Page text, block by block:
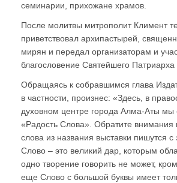
семинарии, прихожане храмов.
После молитвы митрополит Климент
приветствовал архипастырей,
мирян и передал организаторам и
благословение Святейшего Патриарха
Обращаясь к собравшимся глава
в частности, произнес: «Здесь, в
духовном центре города Алма-Аты мы
«Радость Слова». Обратите внимания
слова из названия выставки пишутся с
Слово – это великий дар, которым
одно творение говорить не может,
еще Слово с большой буквы имеет